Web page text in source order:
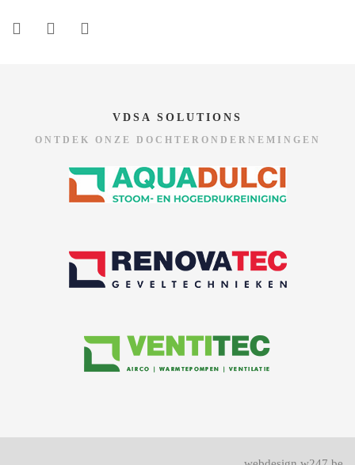
VDSA SOLUTIONS
ONTDEK ONZE DOCHTERONDERNEMINGEN